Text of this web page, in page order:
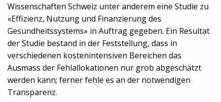
Wissenschaften Schweiz unter anderem eine Studie zu
«Effizienz, Nutzung und Finanzierung des
Gesundheitssystems» in Auftrag gegeben. Ein Resultat
der Studie bestand in der Feststellung, dass in
verschiedenen kostenintensiven Bereichen das
Ausmass der Fehlallokationen nur grob abgeschätzt
werden kann; ferner fehle es an der notwendigen
Transparenz.